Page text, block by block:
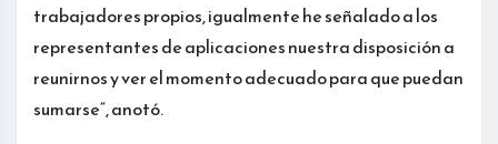
trabajadores propios, igualmente he señalado a los
representantes de aplicaciones nuestra disposición a
reunirnos y ver el momento adecuado para que puedan
sumarse“, anotó.